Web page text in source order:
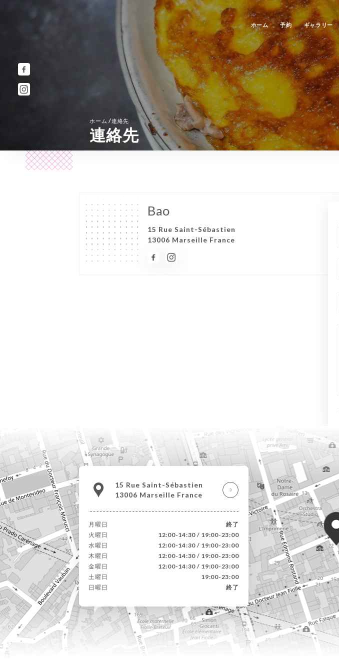
ホーム 予約 ギャラリー
ホーム/連絡先
連絡先
Bao
15 Rue Saint-Sébastien
13006 Marseille France
15 Rue Saint-Sébastien
13006 Marseille France
月曜日
終了
火曜日
12:00-14:30 / 19:00-23:00
水曜日
12:00-14:30 / 19:00-23:00
木曜日
12:00-14:30 / 19:00-23:00
金曜日
12:00-14:30 / 19:00-23:00
土曜日
19:00-23:00
日曜日
終了